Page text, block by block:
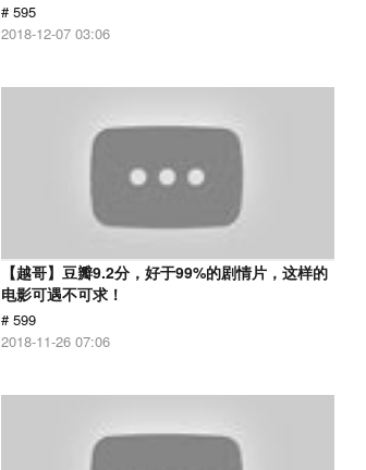
# 595
2018-12-07 03:06
【越哥】豆瓣9.2分，好于99%的剧情片，这样的
电影可遇不可求！
# 599
2018-11-26 07:06